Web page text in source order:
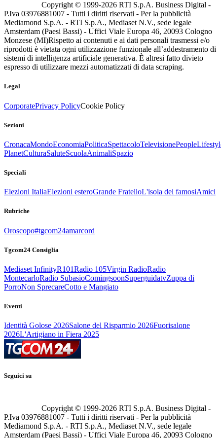
Copyright © 1999-2026 RTI S.p.A. Business Digital -
P.Iva 03976881007 - Tutti i diritti riservati - Per la pubblicità
Mediamond S.p.A. - RTI S.p.A., Mediaset N.V., sede legale
Amsterdam (Paesi Bassi) - Uffici Viale Europa 46, 20093 Cologno
Monzese (MI)Rispetto ai contenuti e ai dati personali trasmessi e/o
riprodotti è vietata ogni utilizzazione funzionale all’addestramento di
sistemi di intelligenza artificiale generativa. È altresì fatto divieto
espresso di utilizzare mezzi automatizzati di data scraping.
Legal
CorporatePrivacy PolicyCookie Policy
Sezioni
CronacaMondoEconomiaPoliticaSpettacoloTelevisionePeople
PlanetCulturaSaluteScuolaAnimaliSpazio
Speciali
Elezioni ItaliaElezioni esteroGrande FratelloL'isola dei famosiAmici
Rubriche
Oroscopo#tgcom24amarcord
Tgcom24 Consiglia
Mediaset InfinityR101Radio 105Virgin RadioRadio
MontecarloRadio SubasioComingsoonSuperguidatvZuppa di
PorroNon SprecareCotto e Mangiato
Eventi
Identità Golose 2026Salone del Risparmio 2026Fuorisalone
2026L'Artigiano in Fiera 2025
Seguici su
Copyright © 1999-2026 RTI S.p.A. Business Digital -
P.Iva 03976881007 - Tutti i diritti riservati - Per la pubblicità
Mediamond S.p.A. - RTI S.p.A., Mediaset N.V., sede legale
Amsterdam (Paesi Bassi) - Uffici Viale Europa 46, 20093 Cologno